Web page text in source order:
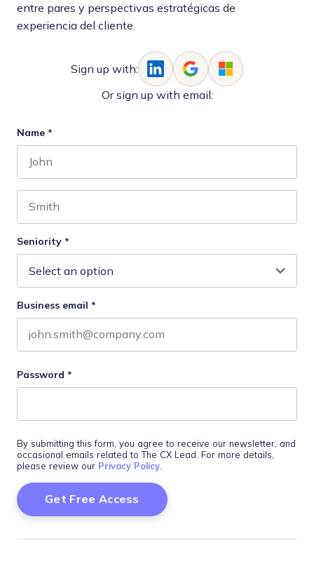
entre pares y perspectivas estratégicas de
experiencia del cliente.
Sign up with:
Or sign up with email:
Name *
Seniority *
Business email *
Password *
By submitting this form, you agree to receive our newsletter, and
occasional emails related to The CX Lead. For more details,
please review our Privacy Policy.